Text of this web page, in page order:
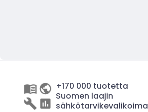
+170 000 tuotetta
Suomen laajin
sähkötarvikevalikoima